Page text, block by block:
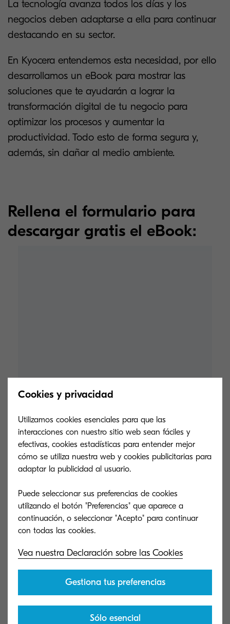
La tecnología avanza todos los días y los
negocios deben adaptarse a ella para continuar
destacando en su sector.
En Kyocera entendemos esta necesidad, por ello
desarrollamos un eBook para mostrar las
soluciones que te ayudarán a lograr la
transformación digital de tu negocio para
optimizar los procesos y aumentar la
productividad. Todo esto de forma segura y,
además, sin dañar al medio ambiente.
Rellena el formulario para
descargar gratis el eBook:
¿Quieres aprovechar la tecnología para beneficiar
Cookies y privacidad
Utilizamos cookies esenciales para que las
interacciones con nuestro sitio web sean fáciles y
efectivas, cookies estadísticas para entender mejor
cómo se utiliza nuestra web y cookies publicitarias para
adaptar la publicidad al usuario.
Puede seleccionar sus preferencias de cookies
utilizando el botón "Preferencias" que aparece a
continuación, o seleccionar "Acepto" para continuar
Vea nuestra Declaración sobre las Cookies
Gestiona tus preferencias
Sólo esencial